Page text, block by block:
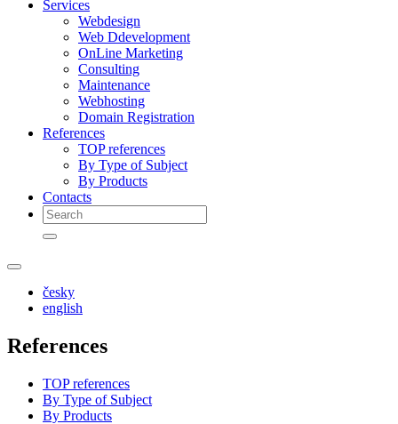
Services
Webdesign
Web Ddevelopment
OnLine Marketing
Consulting
Maintenance
Webhosting
Domain Registration
References
TOP references
By Type of Subject
By Products
Contacts
česky
english
References
TOP references
By Type of Subject
By Products